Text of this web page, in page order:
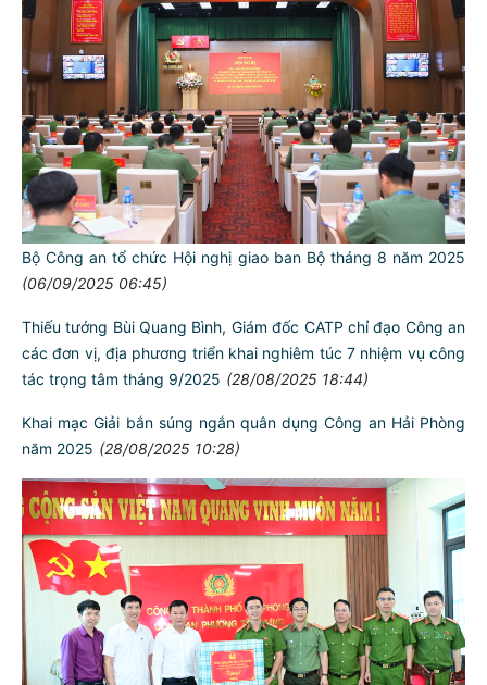
Thiếu tướng Bùi Quang Bình - Giám đốc Công an thành phố
thăm và làm việc tại Trại Tạm giam số 1 (11/09/2025 17:03)
Bộ Công an tổ chức Hội nghị giao ban Bộ tháng 8 năm 2025
(06/09/2025 06:45)
Thiếu tướng Bùi Quang Bình, Giám đốc CATP chỉ đạo Công an
các đơn vị, địa phương triển khai nghiêm túc 7 nhiệm vụ công
tác trọng tâm tháng 9/2025 (28/08/2025 18:44)